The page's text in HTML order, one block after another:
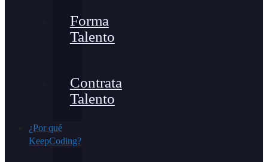
Forma
Talento
Contrata
Talento
¿Por qué
KeepCoding?